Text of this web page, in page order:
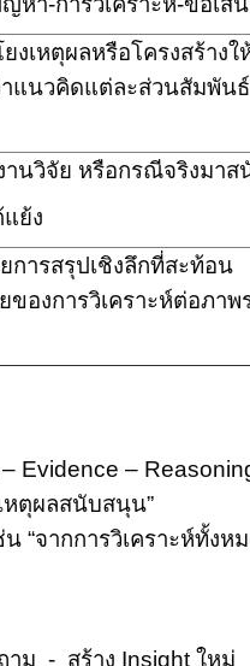
งเหตุผลหรือโครงสร้างใ
าแนวคิดแต่ละส่วนสัมพัน
านวิจัย หรือกรณีจริงมาส
ย้ง
การสรุปเชิงลึกที่สะท้อน
ของการวิเคราะห์ต่อภาพ
Evidence –
หตุผลสนับสนุน”
น “จากการวิเคราะห์
าม - สร้าง Insight ใหม่